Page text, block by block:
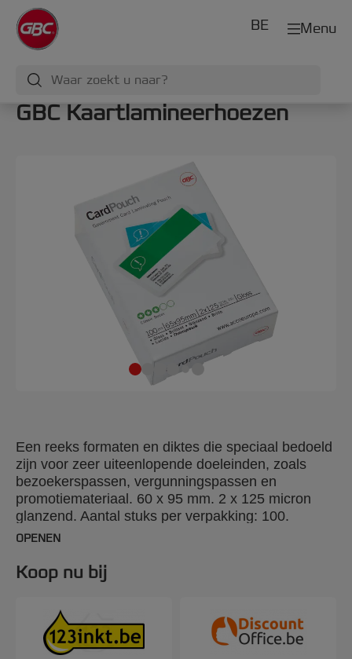
Menu
BE
GBC Kaartlamineerhoezen
Een reeks formaten en diktes die speciaal bedoeld
zijn voor zeer uiteenlopende doeleinden, zoals
bezoekerspassen, vergunningspassen en
promotiemateriaal. 60 x 95 mm. 2 x 125 micron
glanzend. Aantal stuks per verpakking: 100.
OPENEN
Koop nu bij